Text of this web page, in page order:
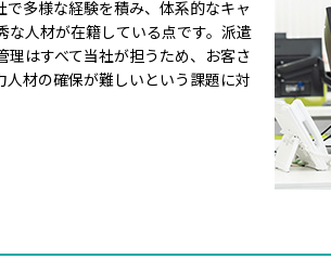
多様な経験を積み、体系的なキャ
な人材が在籍している点です。派遣
はすべて当社が担うため、お客さ
材の確保が難しいという課題に対